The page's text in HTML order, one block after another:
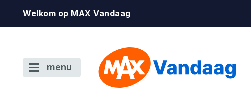
Welkom op MAX Vandaag
menu